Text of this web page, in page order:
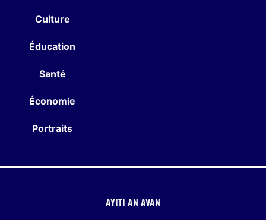
Culture
Éducation
Santé
Économie
Portraits
AYITI AN AVAN